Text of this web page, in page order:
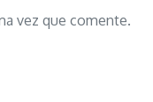
vez que comente.